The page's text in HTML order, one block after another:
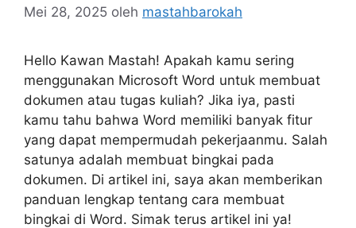
Mei 28, 2025 oleh mastahbarokah
Hello Kawan Mastah! Apakah kamu sering
menggunakan Microsoft Word untuk membuat
dokumen atau tugas kuliah? Jika iya, pasti
kamu tahu bahwa Word memiliki banyak fitur
yang dapat mempermudah pekerjaanmu. Salah
satunya adalah membuat bingkai pada
dokumen. Di artikel ini, saya akan memberikan
panduan lengkap tentang cara membuat
bingkai di Word. Simak terus artikel ini ya!